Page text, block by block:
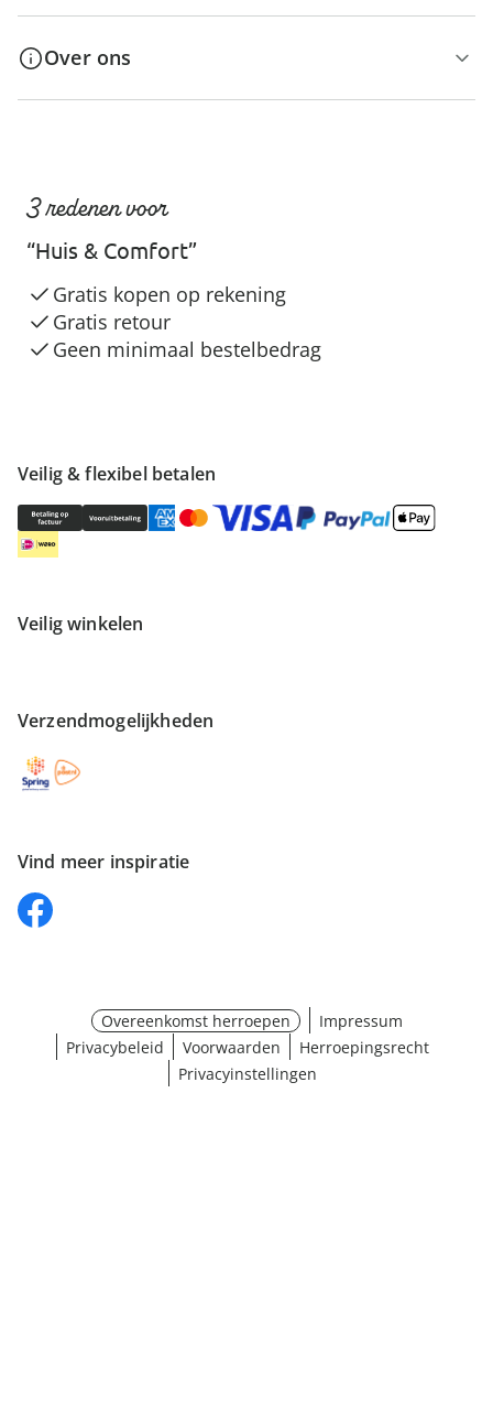
Over ons
Veilig & flexibel betalen
Veilig winkelen
Verzendmogelijkheden
Vind meer inspiratie
3 redenen voor
“Huis & Comfort”
Gratis kopen op rekening
Gratis retour
Geen minimaal bestelbedrag
Overeenkomst herroepen
Impressum
Privacybeleid
Voorwaarden
Herroepingsrecht
Privacyinstellingen